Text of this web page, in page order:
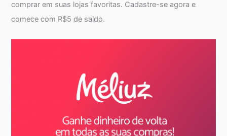
comprar em suas lojas favoritas. Cadastre-se agora e
comece com R$5 de saldo.